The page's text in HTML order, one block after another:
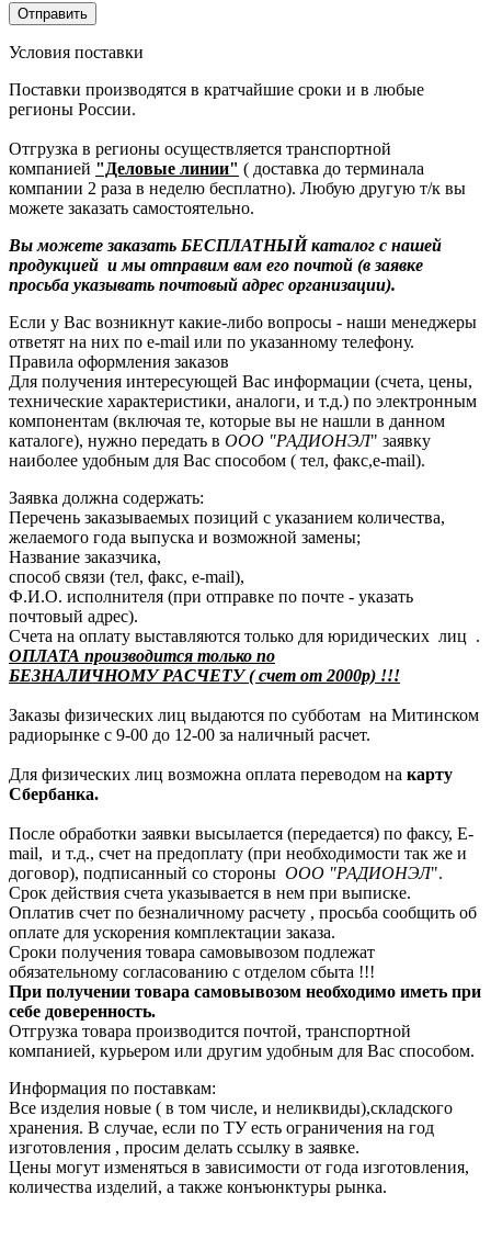
Условия поставки
Поставки производятся в кратчайшие сроки и в любые
регионы России.
Отгрузка в регионы осуществляется транспортной
компанией "Деловые линии" ( доставка до терминала
компании 2 раза в неделю бесплатно). Любую другую т/к вы
можете заказать самостоятельно.
Вы можете заказать БЕСПЛАТНЫЙ каталог с нашей
продукцией и мы отправим вам его почтой (в заявке
просьба указывать почтовый адрес организации).
Если у Вас возникнут какие-либо вопросы - наши менеджеры
ответят на них по e-mail или по указанному телефону.
Правила оформления заказов
Для получения интересующей Вас информации (счета, цены,
технические характеристики, аналоги, и т.д.) по электронным
компонентам (включая те, которые вы не нашли в данном
каталоге), нужно передать в ООО "РАДИОНЭЛ" заявку
наиболее удобным для Вас способом ( тел, факс,e-mail).
Заявка должна содержать:
Перечень заказываемых позиций с указанием количества,
желаемого года выпуска и возможной замены;
Название заказчика,
способ связи (тел, факс, e-mail),
Ф.И.О. исполнителя (при отправке по почте - указать
почтовый адрес).
Счета на оплату выставляются только для юридических лиц .
ОПЛАТА производится только по
БЕЗНАЛИЧНОМУ РАСЧЕТУ ( счет от 2000р) !!!
Заказы физических лиц выдаются по субботам на Митинском
радиорынке с 9-00 до 12-00 за наличный расчет.
Для физических лиц возможна оплата переводом на карту
Сбербанка.
После обработки заявки высылается (передается) по факсу, E-
mail, и т.д., счет на предоплату (при необходимости так же и
договор), подписанный со стороны ООО "РАДИОНЭЛ".
Срок действия счета указывается в нем при выписке.
Оплатив счет по безналичному расчету , просьба сообщить об
оплате для ускорения комплектации заказа.
Сроки получения товара самовывозом подлежат
обязательному согласованию с отделом сбыта !!!
При получении товара самовывозом необходимо иметь при
себе доверенность.
Отгрузка товара производится почтой, транспортной
компанией, курьером или другим удобным для Вас способом.
Информация по поставкам:
Все изделия новые ( в том числе, и неликвиды),складского
хранения. В случае, если по ТУ есть ограничения на год
изготовления , просим делать ссылку в заявке.
Цены могут изменяться в зависимости от года изготовления,
количества изделий, а также конъюнктуры рынка.